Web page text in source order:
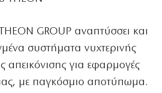
GROUP αναπτύσσει και
συστήματα νυχτερινής
απεικόνισης για εφαρμογές
με παγκόσμιο αποτύπωμα.